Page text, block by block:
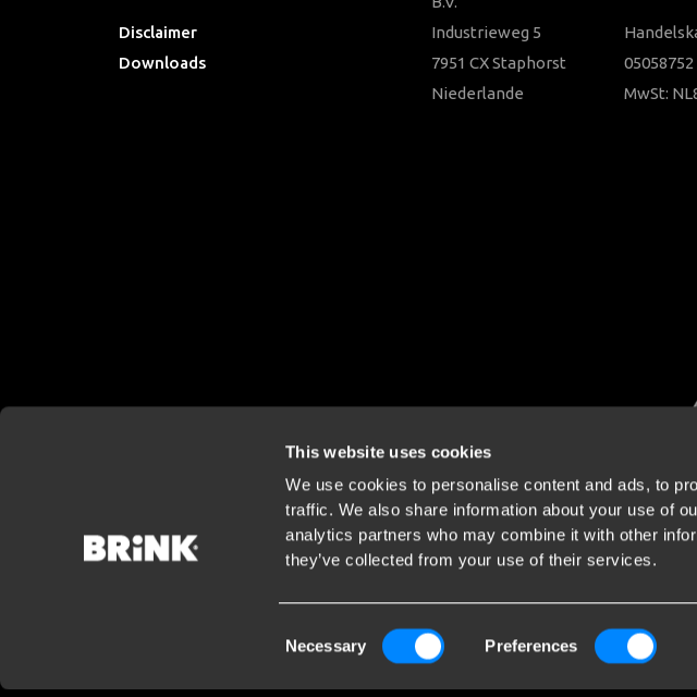
This website uses cookies
We use cookies to personalise content and ads, to
traffic. We also share information about your use of
analytics partners who may combine it with other
they’ve collected from your use of their services.
Selection
Necessary Preferences
Disclaimer
Downloads
Industrieweg 5
7951 CX Staphorst
Niederlande
05058752
MwSt: